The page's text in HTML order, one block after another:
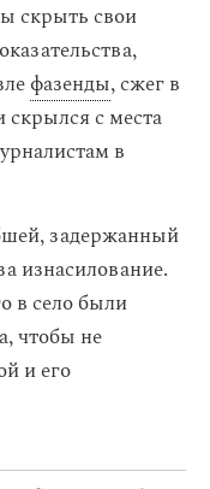
скрыть свои
фазенды, сжег в
скрылся с места
в
задержанный
изнасилование.
в село были
чтобы не
и его